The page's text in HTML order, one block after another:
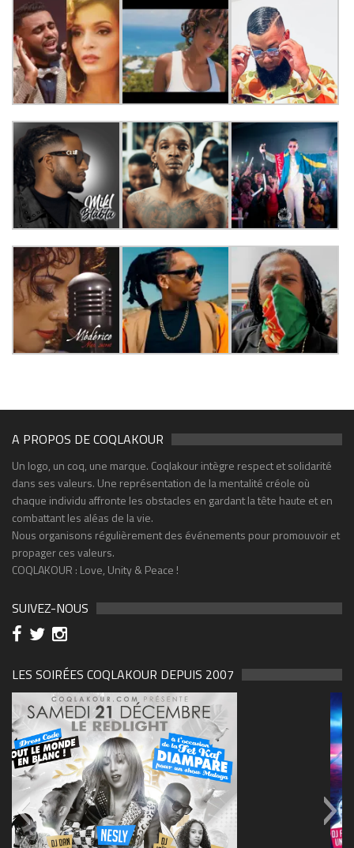
A PROPOS DE COQLAKOUR
Un logo, un coq, une marque. Coqlakour intègre respect et solidarité
dans ses valeurs. Une représentation de la mentalité créole où
chaque individu affronte les obstacles en gardant la tête haute et en
combattant les aléas de la vie.
Nous organisons régulièrement des événements pour promouvoir et
propager ces valeurs.
COQLAKOUR : Love, Unity & Peace !
SUIVEZ-NOUS
LES SOIRÉES COQLAKOUR DEPUIS 2007